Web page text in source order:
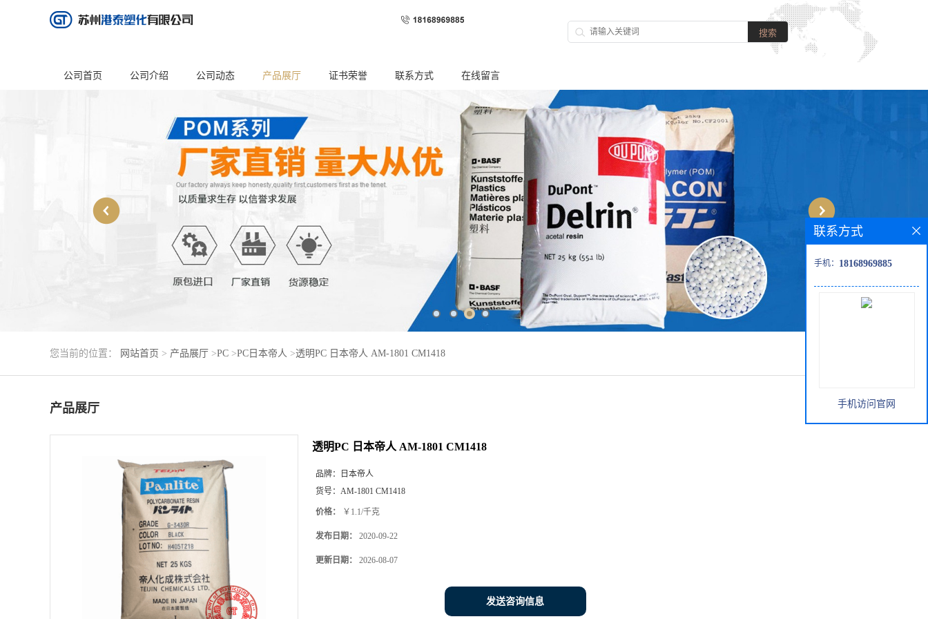
公司首页 公司介绍 公司动态 产品展厅 证书荣誉 联系方式 在线留言
您当前的位置： 网站首页 > 产品展厅 >PC >PC日本帝人 >透明PC 日本帝人 AM-1801 CM1418
产品展厅
透明PC 日本帝人 AM-1801 CM1418
品牌：
日本帝人
货号： AM-1801 CM1418
价格： ￥1.1/千克
发布日期： 2020-09-22
更新日期： 2026-08-07
发送咨询信息
联系方式
手机： 18168969885
手机访问官网